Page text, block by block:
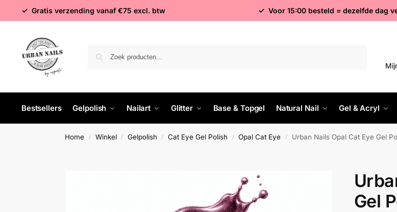
✓ Gratis verzending vanaf €75 excl. btw ✓ Voor 15:00 besteld = dezelfde dag
Bestsellers Gelpolish Nailart Glitter Base & Topgel Natural Nail Gel & Acryl
Home / Winkel / Gelpolish / Cat Eye Gel Polish / Opal Cat Eye / Urban Nails Opal Cat Eye Gel
Gel